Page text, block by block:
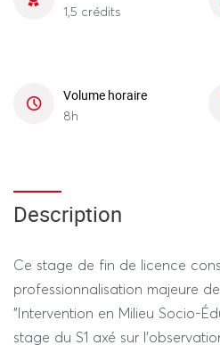
1,5 crédits
Volume horaire
8h
Description
Ce stage de fin de licence
professionnalisation majeure
"Intervention en Milieu Socio-
stage du S1 axé sur